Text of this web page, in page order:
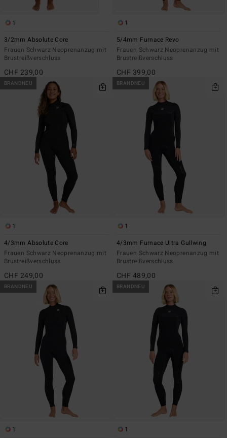
1
3/2mm Absolute Core
Frauen Schwarz Neoprenanzug mit
Brustreißverschluss
CHF 239,00
1
5/4mm Furnace Revo
Frauen Schwarz Neoprenanzug mit
Brustreißverschluss
CHF 399,00
BRANDNEU
1
4/3mm Absolute Core
Frauen Schwarz Neoprenanzug mit
Brustreißverschluss
CHF 249,00
BRANDNEU
1
4/3mm Furnace Ultra Gullwing
Frauen Schwarz Neoprenanzug mit
Brustreißverschluss
CHF 489,00
BRANDNEU
1
BRANDNEU
1